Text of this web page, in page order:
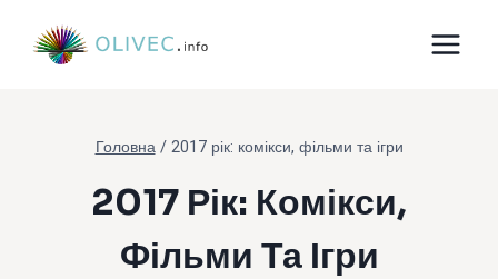
Головна / 2017 рік: комікси, фільми та ігри
2017 Рік: Комікси,
Фільми Та Ігри